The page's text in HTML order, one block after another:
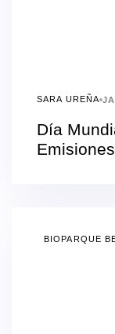
SARA UREÑA
Día
BIOPARQUE